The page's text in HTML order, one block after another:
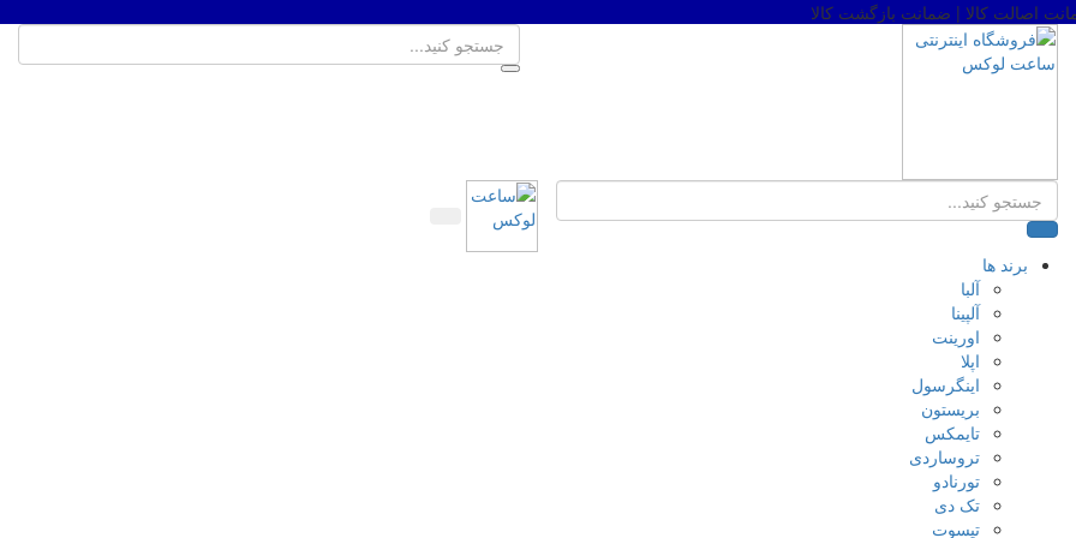
اصالت کالا | ضمانت بازگشت کالا
برند ها
آلبا
آلپینا
اورینت
اپلا
اینگرسول
بریستون
تایمکس
تروساردی
تورنادو
تک دی
تیسوت